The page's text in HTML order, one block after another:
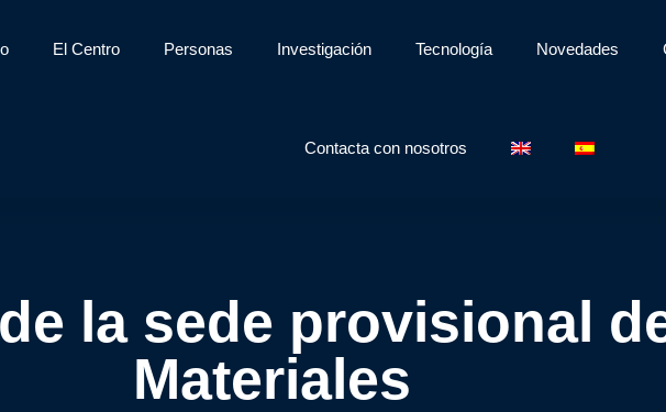
El Centro Personas Investigación Tecnología Novedades
Contacta con nosotros
la sede provisional
Materiales